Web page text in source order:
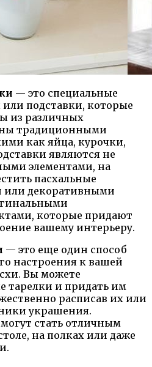
— это специальные
подставки, которые
из различных
традиционными
как яйца, курочки,
являются не
элементами, на
пасхальные
или декоративными
которые придают
вашему интерьеру.
— это еще один способ
настроения к вашей
Вы можете
тарелки и придать им
расписав их или
украшения.
стать отличным
на полках или даже